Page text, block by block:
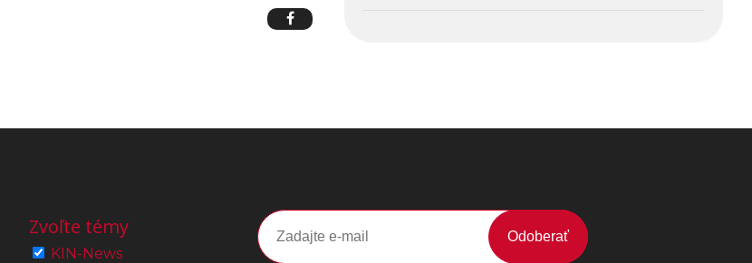
Zvoľte témy
KIN-News
Odoberať